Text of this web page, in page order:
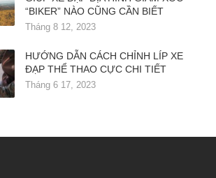
“BIKER” NÀO CŨNG CẦN BIẾT
Tháng 8 12, 2023
HƯỚNG DẪN CÁCH CHỈNH LÍP XE
ĐẠP THỂ THAO CỰC CHI TIẾT
Tháng 6 17, 2023